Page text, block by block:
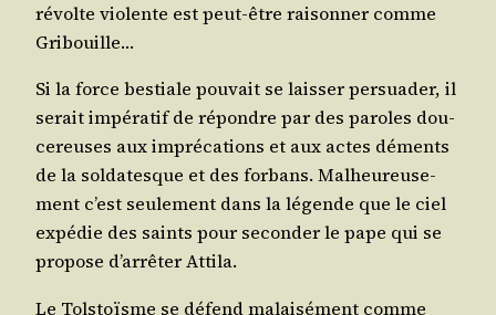
révolte vio­lente est peut-être rai­son­ner comme
Gribouille…
Si la force bes­tiale pou­vait se lais­ser per­sua­der, il
serait impé­ra­tif de répondre par des paroles dou­
ce­reuses aux impré­ca­tions et aux actes déments
de la sol­da­tesque et des for­bans. Mal­heu­reu­se­
ment c’est seule­ment dans la légende que le ciel
expé­die des saints pour secon­der le pape qui se
pro­pose d’ar­rê­ter Attila.
Le Tol­stoïsme se défend mal­ai­sé­ment comme